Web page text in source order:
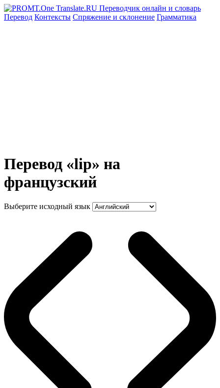
Перевод Контексты Спряжение и склонение Грамматика
Перевод «lip» на
французский
Выберите исходный язык